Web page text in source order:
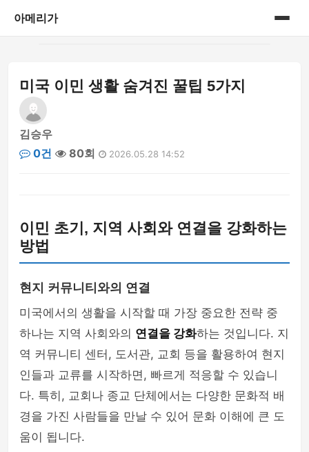
아메리가
category
미국 이민 생활 숨겨진 꿀팁 5가지
김승우
0건
80회 2026.05.28 14:52
이민 초기, 지역 사회와 연결을 강화하는
방법
현지 커뮤니티와의 연결
미국에서의 생활을 시작할 때 가장 중요한 전략 중
하나는 지역 사회와의 연결을 강화하는 것입니다. 지
역 커뮤니티 센터, 도서관, 교회 등을 활용하여 현지
인들과 교류를 시작하면, 빠르게 적응할 수 있습니
다. 특히, 교회나 종교 단체에서는 다양한 문화적 배
경을 가진 사람들을 만날 수 있어 문화 이해에 큰 도
움이 됩니다.